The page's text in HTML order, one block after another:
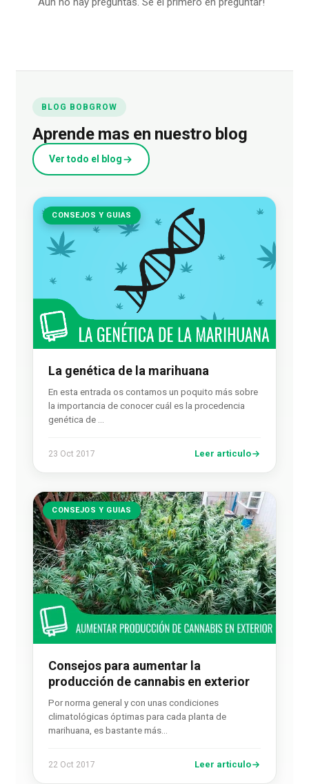
BLOG BOBGROW
Aprende mas en nuestro blog
Ver todo el blog
CONSEJOS Y GUIAS
La genética de la marihuana
En esta entrada os contamos un poquito más sobre
la importancia de conocer cuál es la procedencia
genética de …
23 Oct 2017 Leer articulo
CONSEJOS Y GUIAS
Consejos para aumentar la
producción de cannabis en exterior
Por norma general y con unas condiciones
climatológicas óptimas para cada planta de
marihuana, es bastante más…
22 Oct 2017 Leer articulo